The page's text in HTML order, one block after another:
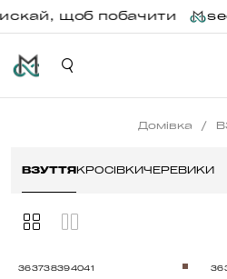
щоб побачити
Домівка /
ВЗУТТЯ КРОСIВКИЧЕРЕВИКИ
363738394041 36